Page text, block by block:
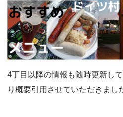
4丁目以降の情報も随時更新し
り概要引用させていただきまし